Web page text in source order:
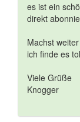
es ist ein
direkt
Machst
ich finde es
Viele Grüße
Knogger